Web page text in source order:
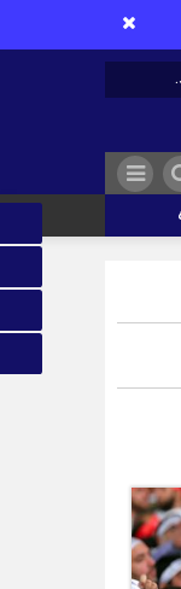
است که باید دمید!